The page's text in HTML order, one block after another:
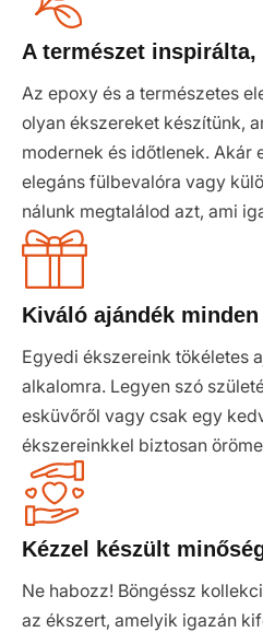
A természet inspirálta,
Az epoxy és a természetes
olyan ékszereket készítünk,
modernek és időtlenek. Akár
elegáns fülbevalóra vagy
nálunk megtalálod azt, ami
Kiváló ajándék
Egyedi ékszereink tökéletes
alkalomra. Legyen szó
esküvőről vagy csak egy
ékszereinkkel biztosan
Kézzel készült
Ne habozz! Böngéssz
az ékszert, amelyik igazán